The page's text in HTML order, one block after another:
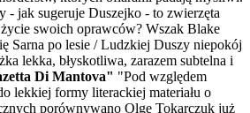
- jak sugeruje Duszejko - to zwierzęta
życie swoich oprawców? Wszak Blake
Sarna po lesie / Ludzkiej Duszy niepokój
lekka, błyskotliwa, zarazem subtelna i
Di Mantova" "Pod względem
lekkiej formy literackiej materiału o
porównywano Olgę Tokarczuk już